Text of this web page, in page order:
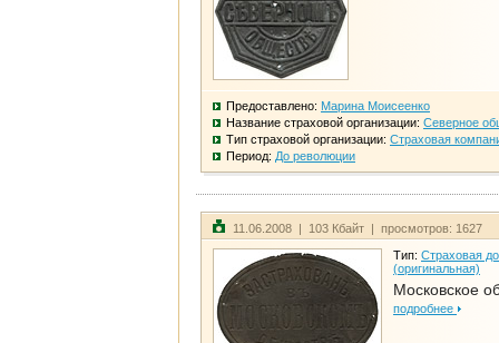
Предоставлено: Марина Моисеенко
Название страховой организации: Северное
Тип страховой организации: Страховая
Период: До революции
11.06.2008 | 103 Кбайт | просмотров: 1627
Тип: Страховая
(оригинальная)
Московское
подробнее